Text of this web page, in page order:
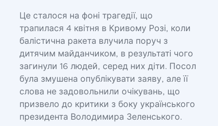
Це сталося на фоні трагедії, що
трапилася 4 квітня в Кривому Розі, коли
балістична ракета влучила поруч з
дитячим майданчиком, в результаті чого
загинули 16 людей, серед них діти. Посол
була змушена опублікувати заяву, але її
слова не задовольнили очікувань, що
призвело до критики з боку українського
президента Володимира Зеленського.